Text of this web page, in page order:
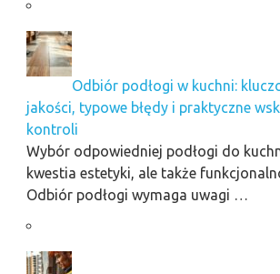
Odbiór podłogi w kuchni:
jakości, typowe błędy i praktyczne
kontroli
Wybór odpowiedniej podłogi do
kwestia estetyki, ale także
Odbiór podłogi wymaga uwagi …